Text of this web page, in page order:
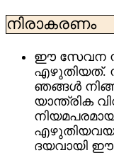
നിരാകരണം
ഈ സേവന
എഴുതിയത്.
ഞങ്ങൾ
യാന്ത്രിക
ദയവായി ഈ